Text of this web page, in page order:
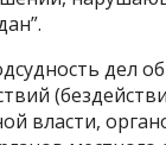
дел
власти,